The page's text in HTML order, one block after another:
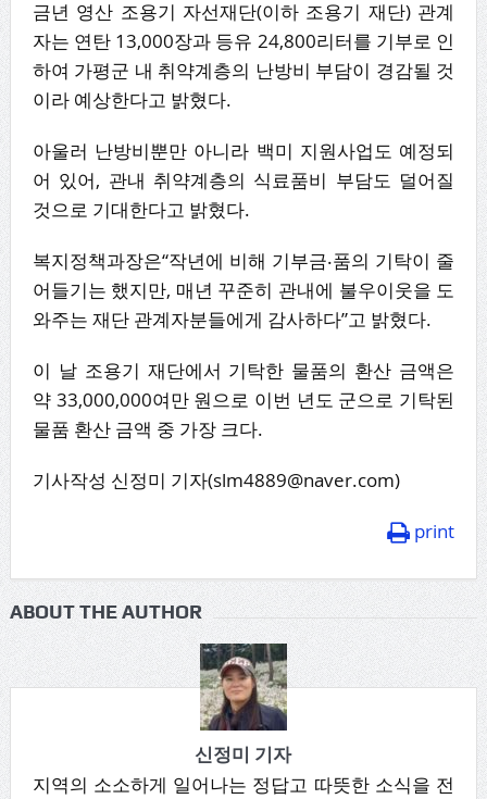
금년 영산 조용기 자선재단(이하 조용기 재단) 관계
자는 연탄 13,000장과 등유 24,800리터를 기부로 인
하여 가평군 내 취약계층의 난방비 부담이 경감될 것
이라 예상한다고 밝혔다.
아울러 난방비뿐만 아니라 백미 지원사업도 예정되
어 있어, 관내 취약계층의 식료품비 부담도 덜어질
것으로 기대한다고 밝혔다.
복지정책과장은“작년에 비해 기부금‧품의 기탁이 줄
어들기는 했지만, 매년 꾸준히 관내에 불우이웃을 도
와주는 재단 관계자분들에게 감사하다”고 밝혔다.
이 날 조용기 재단에서 기탁한 물품의 환산 금액은
약 33,000,000여만 원으로 이번 년도 군으로 기탁된
물품 환산 금액 중 가장 크다.
기사작성 신정미 기자(slm4889@naver.com)
print
ABOUT THE AUTHOR
신정미 기자
지역의 소소하게 일어나는 정답고 따뜻한 소식을 전